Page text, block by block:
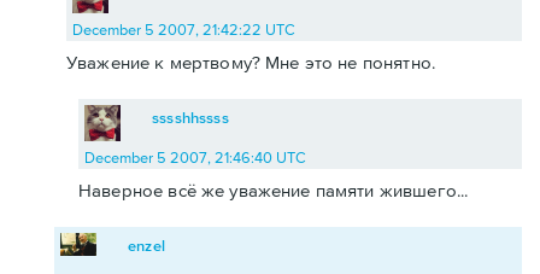
December 5 2007, 21:42:22 UTC
Уважение к мертвому? Мне это не понятно.
sssshhssss
December 5 2007, 21:46:40 UTC
Наверное всё же уважение памяти жившего...
enzel